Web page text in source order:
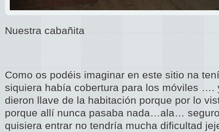
Nuestra cabañita
Como os podéis imaginar en este sitio na
siquiera había cobertura para los móviles ….
dieron llave de la habitación porque por lo
porque allí nunca pasaba nada…ala…
quisiera entrar no tendría mucha dificultad